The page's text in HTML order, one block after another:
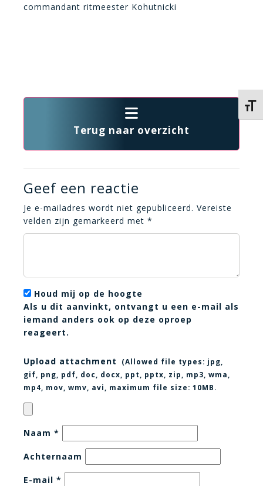
commandant ritmeester Kohutnicki
Terug naar overzicht
Geef een reactie
Je e-mailadres wordt niet gepubliceerd. Vereiste
velden zijn gemarkeerd met *
Houd mij op de hoogte
Als u dit aanvinkt, ontvangt u een e-mail als
iemand anders ook op deze oproep
reageert.
Upload attachment (Allowed file types: jpg,
gif, png, pdf, doc, docx, ppt, pptx, zip, mp3, wma,
mp4, mov, wmv, avi
, maximum file size: 10MB.
Naam *
Achternaam
E-mail *